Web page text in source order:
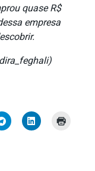
quase R$
empresa